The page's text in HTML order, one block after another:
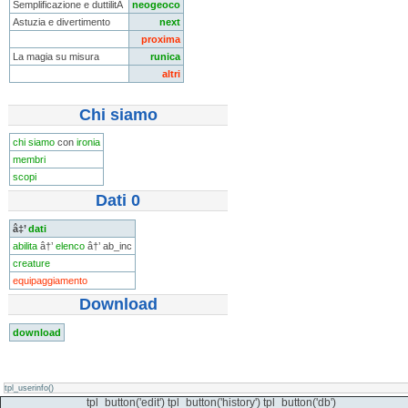
Semplificazione e duttilitÃ
neogeoco
Astuzia e divertimento
next
proxima
La magia su misura
runica
altri
Chi siamo
chi siamo conironia
membri
scopi
Dati 0
â‡’dati
abilita â†’elenco â†’ ab_inc
creature
equipaggiamento
Download
download
tpl_userinfo()
tpl_button('edit') tpl_button('history') tpl_button('db')